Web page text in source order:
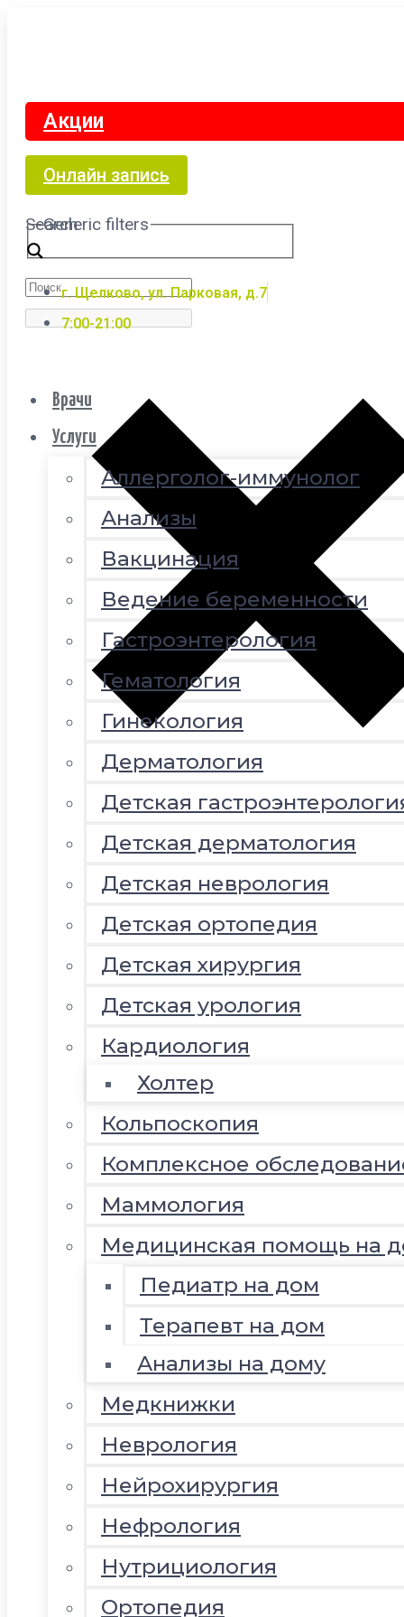
Акции
Онлайн запись
Search
Generic filters
г. Щелково, ул. Парковая, д.7
7:00-21:00
Врачи
Услуги
Аллерголог-иммунолог
Анализы
Вакцинация
Ведение беременности
Гастроэнтерология
Гематология
Гинекология
Дерматология
Детская
Детская дерматология
Детская неврология
Детская ортопедия
Детская хирургия
Детская урология
Кардиология
Холтер
Кольпоскопия
Комплексное
Маммология
Медицинская помощь на
Педиатр на дом
Терапевт на дом
Анализы на дому
Медкнижки
Неврология
Нейрохирургия
Нефрология
Нутрициология
Ортопедия